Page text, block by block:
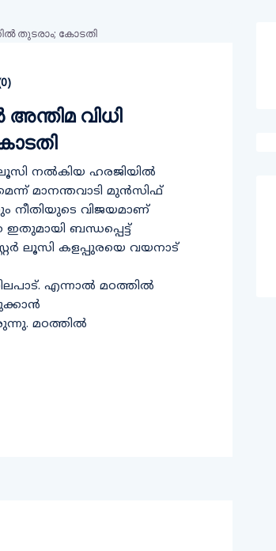
0)
വിധി
ലൂസി നൽകിയ ഹരജിയിൽ
മാനന്തവാടി മുൻസിഫ്​
നീതിയുടെ വിജയമാണ്​
ഇതുമായി ബന്ധപ്പെട്ട്​
ലൂസി കളപ്പുരയെ വയനാട്
എന്നാൽ മഠത്തിൽ
മഠത്തില്‍